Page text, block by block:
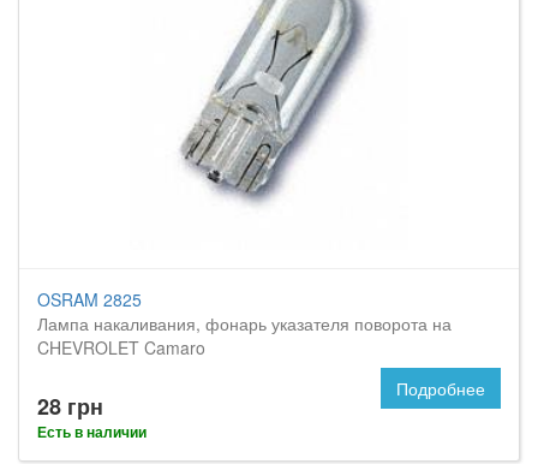
OSRAM 2825
Лампа накаливания, фонарь указателя поворота на
CHEVROLET Camaro
28 грн
Есть в наличии
Подробнее